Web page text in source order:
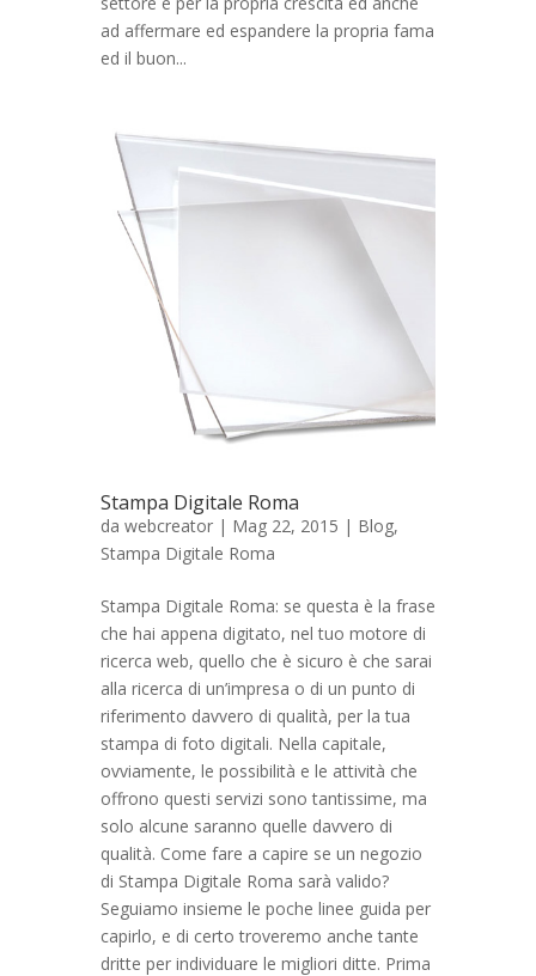
ad affermare ed espandere la propria fama
ed il buon...
Stampa Digitale Roma
da webcreator | Mag 22, 2015 | Blog,
Stampa Digitale Roma
Stampa Digitale Roma: se questa è la frase
che hai appena digitato, nel tuo motore di
ricerca web, quello che è sicuro è che sarai
alla ricerca di un’impresa o di un punto di
riferimento davvero di qualità, per la tua
stampa di foto digitali. Nella capitale,
ovviamente, le possibilità e le attività che
offrono questi servizi sono tantissime, ma
solo alcune saranno quelle davvero di
qualità. Come fare a capire se un negozio
di Stampa Digitale Roma sarà valido?
Seguiamo insieme le poche linee guida per
capirlo, e di certo troveremo anche tante
dritte per individuare le migliori ditte. Prima